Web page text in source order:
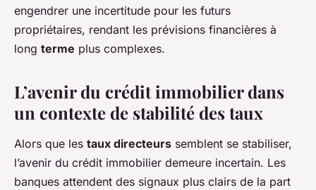
engendrer une incertitude pour les futurs
propriétaires, rendant les prévisions financières à
long terme plus complexes.
L’avenir du crédit immobilier dans
un contexte de stabilité des taux
Alors que les taux directeurs semblent se stabiliser,
l’avenir du crédit immobilier demeure incertain. Les
banques attendent des signaux plus clairs de la part